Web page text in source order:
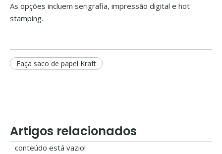
As opções incluem serigrafia, impressão digital e hot
stamping.
Faça saco de papel Kraft
Artigos relacionados
conteúdo está vazio!